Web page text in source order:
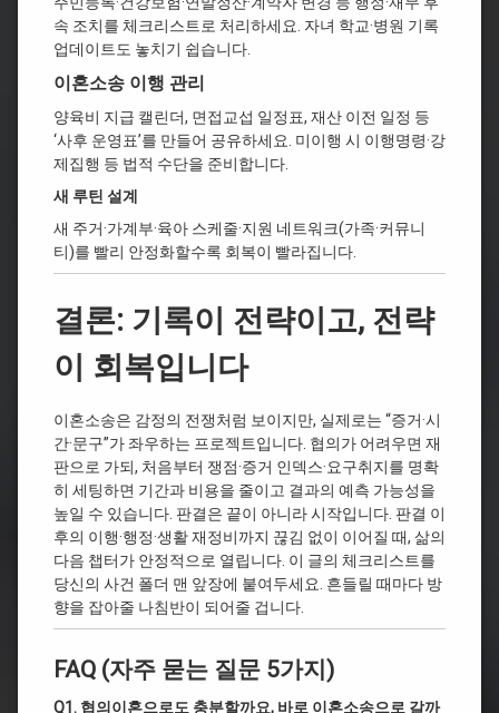
속 조치를 체크리스트로 처리하세요. 자녀 학교·병원 기록
업데이트도 놓치기 쉽습니다.
이혼소송 이행 관리
양육비 지급 캘린더, 면접교섭 일정표, 재산 이전 일정 등
‘사후 운영표’를 만들어 공유하세요. 미이행 시 이행명령·강
제집행 등 법적 수단을 준비합니다.
새 루틴 설계
새 주거·가계부·육아 스케줄·지원 네트워크(가족·커뮤니
티)를 빨리 안정화할수록 회복이 빨라집니다.
결론: 기록이 전략이고, 전략
이 회복입니다
이혼소송은 감정의 전쟁처럼 보이지만, 실제로는 “증거·시
간·문구”가 좌우하는 프로젝트입니다. 협의가 어려우면 재
판으로 가되, 처음부터 쟁점·증거 인덱스·요구취지를 명확
히 세팅하면 기간과 비용을 줄이고 결과의 예측 가능성을
높일 수 있습니다. 판결은 끝이 아니라 시작입니다. 판결 이
후의 이행·행정·생활 재정비까지 끊김 없이 이어질 때, 삶의
다음 챕터가 안정적으로 열립니다. 이 글의 체크리스트를
당신의 사건 폴더 맨 앞장에 붙여두세요. 흔들릴 때마다 방
향을 잡아줄 나침반이 되어줄 겁니다.
FAQ (자주 묻는 질문 5가지)
Q1. 협의이혼으로도 충분할까요, 바로 이혼소송으로 갈까